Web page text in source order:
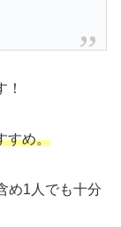
すめ。
め1人でも十分